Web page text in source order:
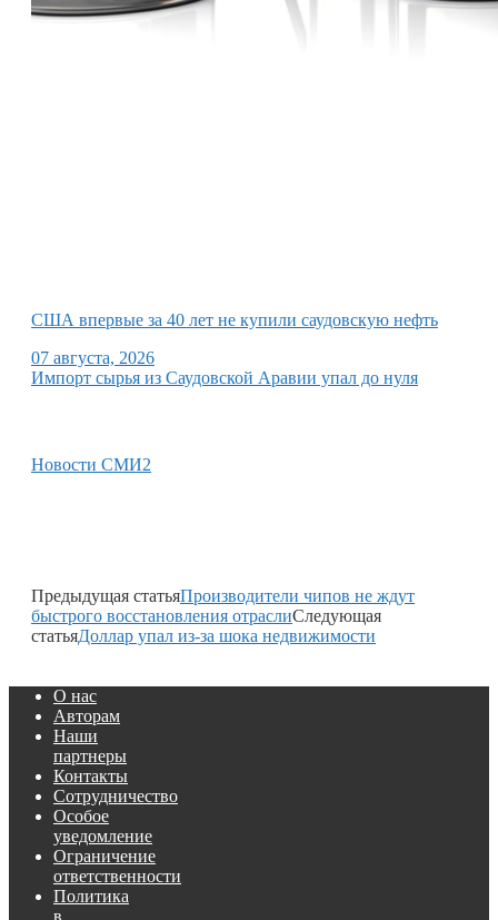
США впервые за 40 лет не купили саудовскую нефть
07 августа, 2026
Импорт сырья из Саудовской Аравии упал до нуля
Новости СМИ2
Предыдущая статьяПроизводители чипов не ждут
быстрого восстановления отраслиСледующая
статьяДоллар упал из-за шока недвижимости
О нас
Авторам
Наши
партнеры
Контакты
Сотрудничество
Особое
уведомление
Ограничение
ответственности
Политика
в